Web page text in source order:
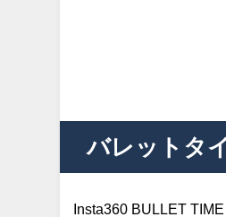
バレットタ
Insta360 BULLET